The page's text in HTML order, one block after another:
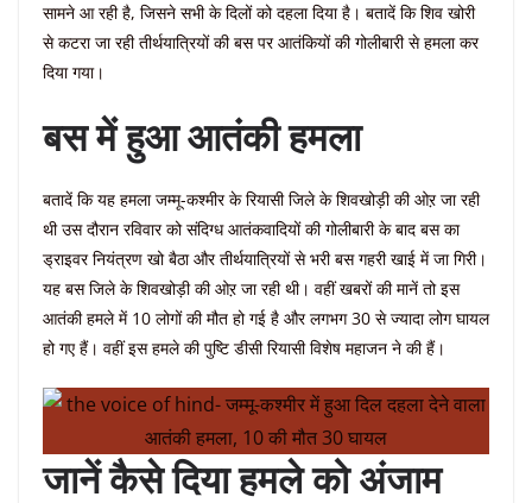
सामने आ रही है, जिसने सभी के दिलों को दहला दिया है। बतादें कि शिव खोरी
से कटरा जा रही तीर्थयात्रियों की बस पर आतंकियों की गोलीबारी से हमला कर
दिया गया।
बस में हुआ आतंकी हमला
बतादें कि यह हमला जम्मू-कश्मीर के रियासी जिले के शिवखोड़ी की ओऱ जा रही
थी उस दौरान रविवार को संदिग्ध आतंकवादियों की गोलीबारी के बाद बस का
ड्राइवर नियंत्रण खो बैठा और तीर्थयात्रियों से भरी बस गहरी खाई में जा गिरी।
यह बस जिले के शिवखोड़ी की ओऱ जा रही थी। वहीं खबरों की मानें तो इस
आतंकी हमले में 10 लोगों की मौत हो गई है और लगभग 30 से ज्यादा लोग घायल
हो गए हैं। वहीं इस हमले की पुष्टि डीसी रियासी विशेष महाजन ने की हैं।
जानें कैसे दिया हमले को अंजाम